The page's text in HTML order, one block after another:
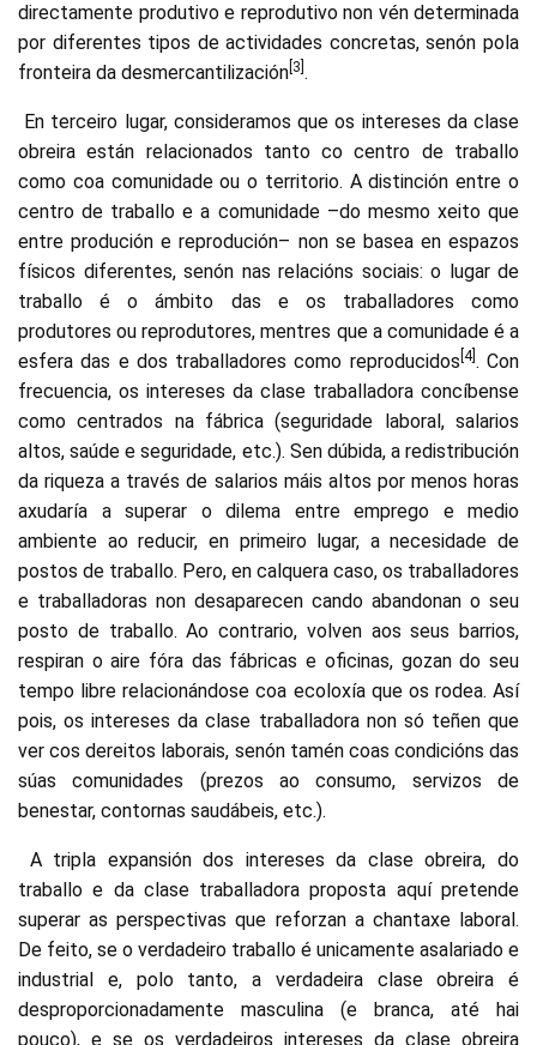
directamente produtivo e reprodutivo non vén determinada
por diferentes tipos de actividades concretas, senón pola
fronteira da desmercantilización [3] .
En terceiro lugar, consideramos que os intereses da clase
obreira están relacionados tanto co centro de traballo
como coa comunidade ou o territorio. A distinción entre o
centro de traballo e a comunidade –do mesmo xeito que
entre produción e reprodución– non se basea en espazos
físicos diferentes, senón nas relacións sociais: o lugar de
traballo é o ámbito das e os traballadores como
produtores ou reprodutores, mentres que a comunidade é a
esfera das e dos traballadores como reproducidos [4]. Con
frecuencia, os intereses da clase traballadora concíbense
como centrados na fábrica (seguridade laboral, salarios
altos, saúde e seguridade, etc.). Sen dúbida, a redistribución
da riqueza a través de salarios máis altos por menos horas
axudaría a superar o dilema entre emprego e medio
ambiente ao reducir, en primeiro lugar, a necesidade de
postos de traballo. Pero, en calquera caso, os traballadores
e traballadoras non desaparecen cando abandonan o seu
posto de traballo. Ao contrario, volven aos seus barrios,
respiran o aire fóra das fábricas e oficinas, gozan do seu
tempo libre relacionándose coa ecoloxía que os rodea. Así
pois, os intereses da clase traballadora non só teñen que
ver cos dereitos laborais, senón tamén coas condicións das
súas comunidades (prezos ao consumo, servizos de
benestar, contornas saudábeis, etc.).
A tripla expansión dos intereses da clase obreira, do
traballo e da clase traballadora proposta aquí pretende
superar as perspectivas que reforzan a chantaxe laboral.
De feito, se o verdadeiro traballo é unicamente asalariado e
industrial e, polo tanto, a verdadeira clase obreira é
desproporcionadamente masculina (e branca, até hai
pouco), e se os verdadeiros intereses da clase obreira